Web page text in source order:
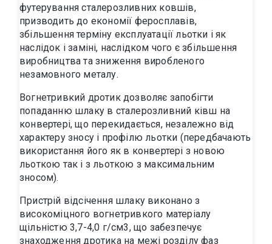
футерування сталерозливних ковшів,
призводить до економії феросплавів,
збільшення терміну експлуатації льотки і як
наслідок і заміні, наслідком чого є збільшення
виробництва та зниження виробленого
незамовного металу.
Вогнетривкий дротик дозволяє запобігти
попаданню шлаку в сталерозливний ківш на
конвертері, що перекидається, незалежно від
характеру зносу і профілю льотки (передбачають
використання його як в конвертері з новою
льоткою так і з льоткою з максимальним
зносом).
Пристрій відсічення шлаку виконано з
високоміцного вогнетривкого матеріалу
щільністю 3,7-4,0 г/см3, що забезпечує
знаходження дротика на межі розділу фаз